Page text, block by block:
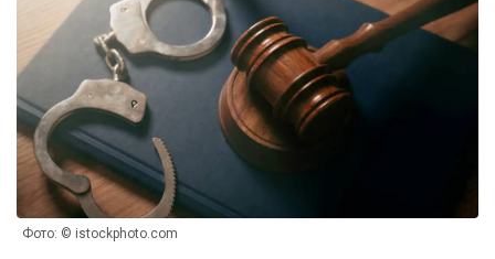
Фото: © istockphoto.com